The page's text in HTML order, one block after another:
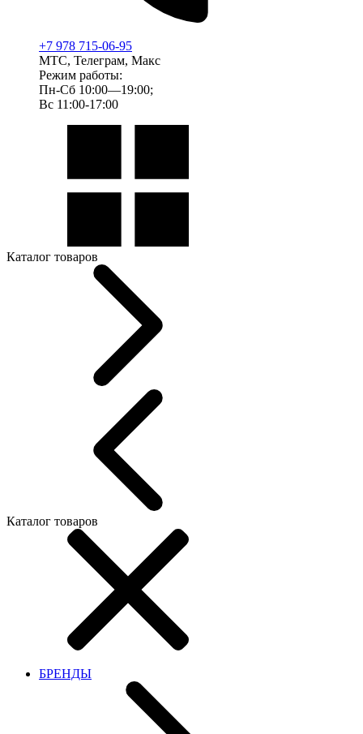
+7 978 715-06-95
МТС, Телеграм, Макс
Режим работы:
Пн-Сб 10:00—19:00;
Вс 11:00-17:00
Каталог товаров
Каталог товаров
БРЕНДЫ